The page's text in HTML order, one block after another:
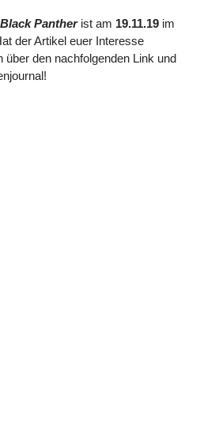
Pantherist am 19.11.19im
der Artikel euer Interesse
den nachfolgenden Link und